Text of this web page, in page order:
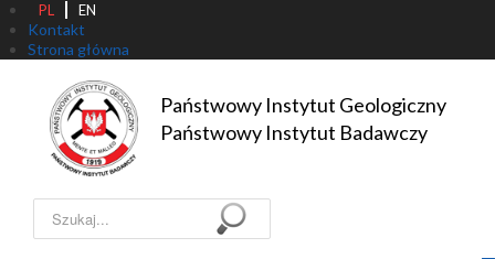
PL EN
Kontakt
Strona główna
Państwowy Instytut Geologiczny
Państwowy Instytut Badawczy
Szukaj...